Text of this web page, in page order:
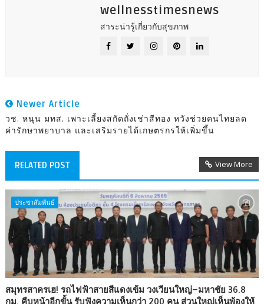
wellnesstimesnews
สาระน่ารู้เกี่ยวกับสุขภาพ
Newer Article
วช. หนุน มทส. เพาะเลี้ยงสกัดถั่งเช่าสีทอง หวังช่วยคนไทยลด
ค่ารักษาพยาบาล และเสริมรายได้เกษตรกรให้เพิ่มขึ้น
RELATED POST View More
ประชาสัมพันธ์
สมุทรสาครเฮ! รถไฟฟ้าสายสีแดงเข้ม วงเวียนใหญ่–มหาชัย 36.8